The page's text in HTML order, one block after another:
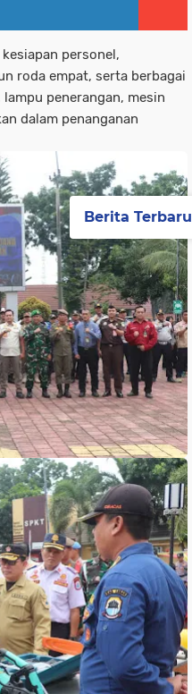
personel,
roda empat, serta berbagai
penerangan, mesin
dalam penanganan
Berita Terbaru